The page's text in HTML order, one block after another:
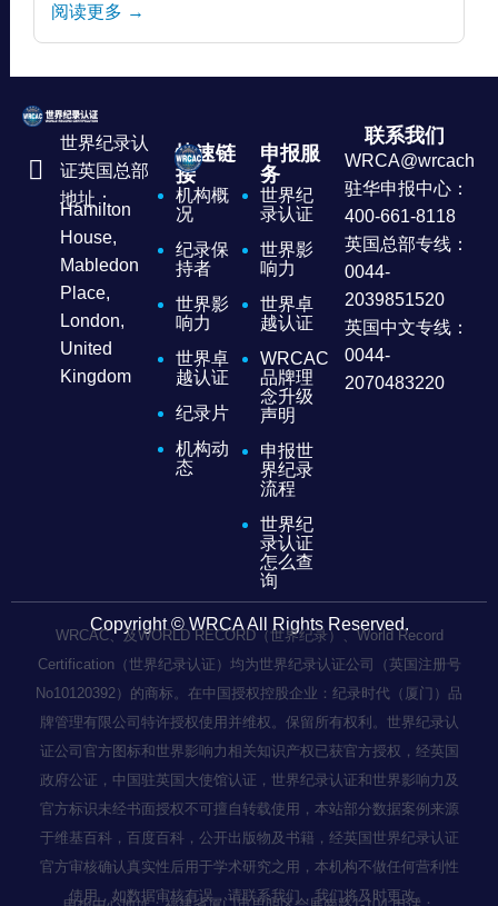
阅读更多 →
世界纪录认
证英国总部
地址：
Hamilton
House,
Mabledon
Place,
London,
United
Kingdom
快速链
接
机构概
况
纪录保
持者
世界影
响力
世界卓
越认证
纪录片
机构动
态
申报服
务
世界纪
录认证
世界影
响力
世界卓
越认证
WRCAC
品牌理
念升级
声明
申报世
界纪录
流程
世界纪
录认证
怎么查
询
联系我们
驻华申报中心：
400-661-8118
英国总部专线：
0044-
2039851520
英国中文专线：
0044-
2070483220
Copyright © WRCA All Rights Reserved.
WRCAC、及WORLD RECORD（世界纪录）、World Record
Certification（世界纪录认证）均为世界纪录认证公司（英国注册号
No10120392）的商标。在中国授权控股企业：纪录时代（厦门）品
牌管理有限公司特许授权使用并维权。保留所有权利。世界纪录认
证公司官方图标和世界影响力相关知识产权已获官方授权，经英国
政府公证，中国驻英国大使馆认证，世界纪录认证和世界影响力及
官方标识未经书面授权不可擅自转载使用，本站部分数据案例来源
于维基百科，百度百科，公开出版物及书籍，经英国世界纪录认证
官方审核确认真实性后用于学术研究之用，本机构不做任何营利性
使用，如数据审核有误，请联系我们，我们将及时更改。